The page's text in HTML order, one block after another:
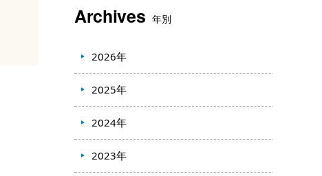
Archives 年別
2026年
2025年
2024年
2023年